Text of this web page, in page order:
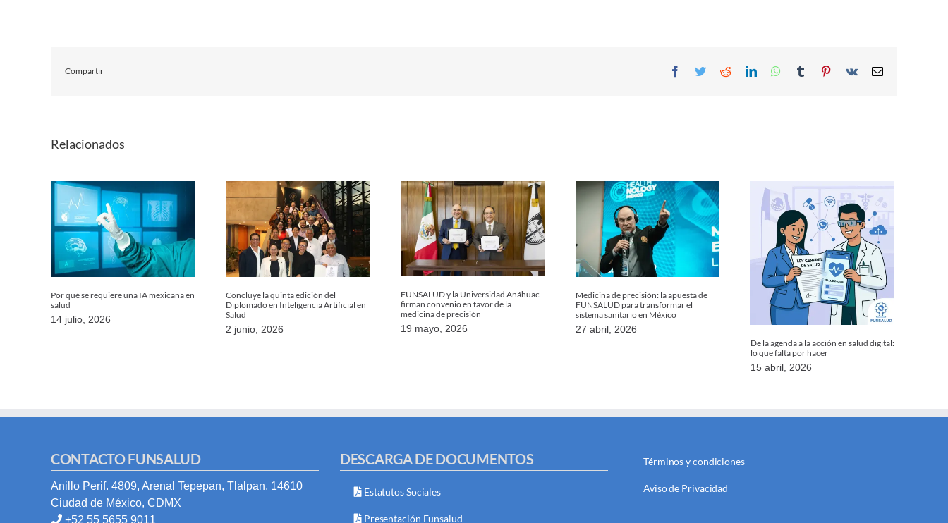
Compartir Facebook
TwitterRedditLinkedInWhatsApp
Tumblr Pinterest
Vk Email
Relacionados
Por qué se requiere una IA mexicana en
salud
14 julio, 2026
Concluye la quinta edición del
Diplomado en Inteligencia Artificial en
Salud
2 junio, 2026
FUNSALUD y la Universidad Anáhuac
firman convenio en favor de la
medicina de precisión
19 mayo, 2026
Medicina de precisión: la apuesta de
FUNSALUD para transformar el
sistema sanitario en México
27 abril, 2026
De la agenda a la acción en salud digital:
lo que falta por hacer
15 abril, 2026
CONTACTO FUNSALUD
Anillo Perif. 4809, Arenal Tepepan, Tlalpan, 14610
Ciudad de México, CDMX
+52 55 5655 9011
DESCARGA DE DOCUMENTOS
Estatutos Sociales
Presentación Funsalud
Términos y condiciones
Aviso de Privacidad